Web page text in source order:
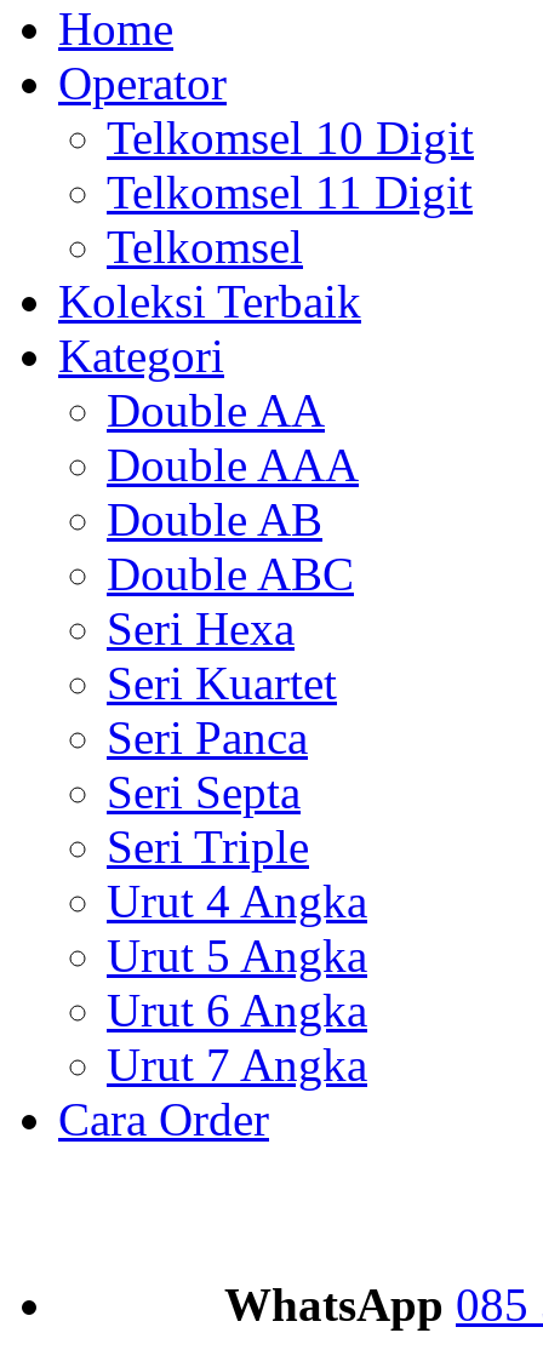
Home
Operator
Telkomsel 10 Digit
Telkomsel 11 Digit
Telkomsel
Koleksi Terbaik
Kategori
Double AA
Double AAA
Double AB
Double ABC
Seri Hexa
Seri Kuartet
Seri Panca
Seri Septa
Seri Triple
Urut 4 Angka
Urut 5 Angka
Urut 6 Angka
Urut 7 Angka
Cara Order
WhatsApp 085